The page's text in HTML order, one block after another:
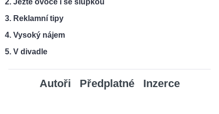
Reklamní tipy
Vysoký nájem
V divadle
Autoři Předplatné Inzerce